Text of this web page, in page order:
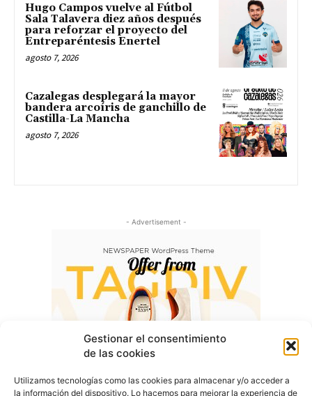
Gestionar el consentimiento
de las cookies
Utilizamos tecnologías como las cookies para almacenar y/o acceder a
la información del dispositivo. Lo hacemos para mejorar la experiencia de
Hugo Campos vuelve al Fútbol
Sala Talavera diez años después
para reforzar el proyecto del
Entreparéntesis Enertel
agosto 7, 2026
Cazalegas desplegará la mayor
bandera arcoíris de ganchillo de
Castilla-La Mancha
agosto 7, 2026
- Advertisement -